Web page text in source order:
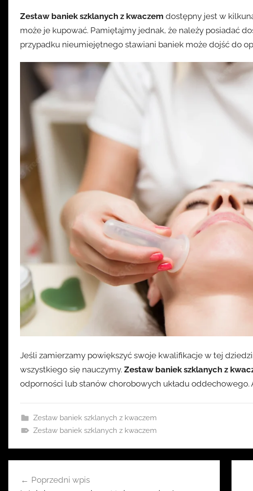
Zestaw baniek szklanych z kwaczem dostępny jest w
może je kupować. Pamiętajmy jednak, że należy posiadać
przypadku nieumiejętnego stawiani baniek może dojść do
Jeśli zamierzamy powiększyć swoje kwalifikacje w tej
wszystkiego się nauczymy. Zestaw baniek szklanych z
odporności lub stanów chorobowych układu
Zestaw baniek szklanych z kwaczem
Zestaw baniek szklanych z kwaczem
wpisuPoprzedni wpis